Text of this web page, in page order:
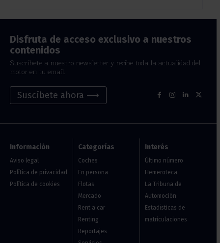
Disfruta de acceso exclusivo a nuestros
contenidos
Suscríbete a nuestro newsletter y recibe toda la actualidad del
motor en tu email.
Suscíbete ahora ⟶
Información
Aviso legal
Política de privacidad
Política de cookies
Categorías
Coches
En persona
Flotas
Mercado
Rent a car
Renting
Reportajes
Interés
Último número
Hemeroteca
La Tribuna de
Automoción
Estadísticas de
matriculaciones